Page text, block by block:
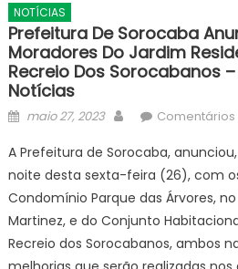
NOTÍCIAS
Prefeitura De Sorocaba
Moradores Do Jardim
Recreio Dos Sorocabanos
Notícias
Posted
maio 27, 2023 Author
A Prefeitura de Sorocaba,
noite desta sexta-feira (26), com
Condomínio Parque das Árvores,
Martinez, e do Conjunto
Recreio dos Sorocabanos, ambos